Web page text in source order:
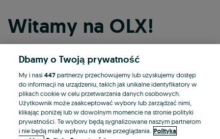
Witamy na OLX!
Kontynuuj przez Facebooka
Kontynuuj przez konto Apple
Kontynuuj przez konto Google
Dbamy o Twoją prywatność
My i nasi447partnerzy przechowujemy lub uzyskujemy dostęp
do informacji na urządzeniu, takich jak unikalne identyfikatory w
plikach cookie w celu przetwarzania danych osobowych.
Użytkownik może zaakceptować wybory lub zarządzać nimi,
klikając poniżej lub w dowolnym momencie na stronie polityki
prywatności. Te wybory będą sygnalizowane naszym partnerom
i nie będą miały wpływu na dane przeglądania. Polityka